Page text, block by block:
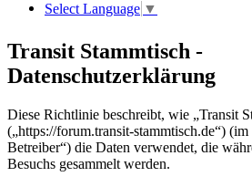
Select Language ▼
Transit Stammtisch -
Datenschutzerklärung
Diese Richtlinie beschreibt, wie „Transit
(„https://forum.transit-stammtisch.de“)
Betreiber“) die Daten verwendet, die
Besuchs gesammelt werden.